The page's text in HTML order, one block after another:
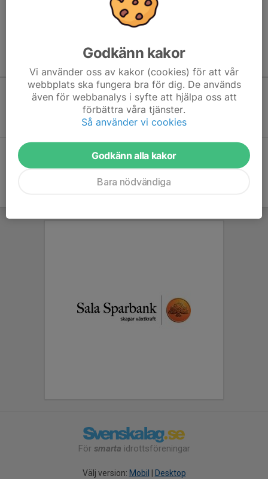
Datum för Sala Silverman Medel SM/RM, Motion och...
Kommande aktiviteter
Inga aktiviteter inbokade
Hela kalendern
För smarta idrottsföreningar
Välj version: Mobil Desktop
Godkänn kakor
Vi använder oss av kakor (cookies) för att vår
webbplats ska fungera bra för dig. De används
även för webbanalys i syfte att hjälpa oss att
förbättra våra tjänster.
Så använder vi cookies
Godkänn alla kakor
Bara nödvändiga